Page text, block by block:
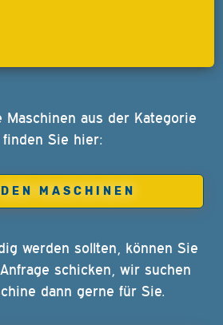
Maschinen aus der Kategorie
Sie hier:
MASCHINEN
werden sollten, können Sie
schicken, wir suchen
dann gerne für Sie.